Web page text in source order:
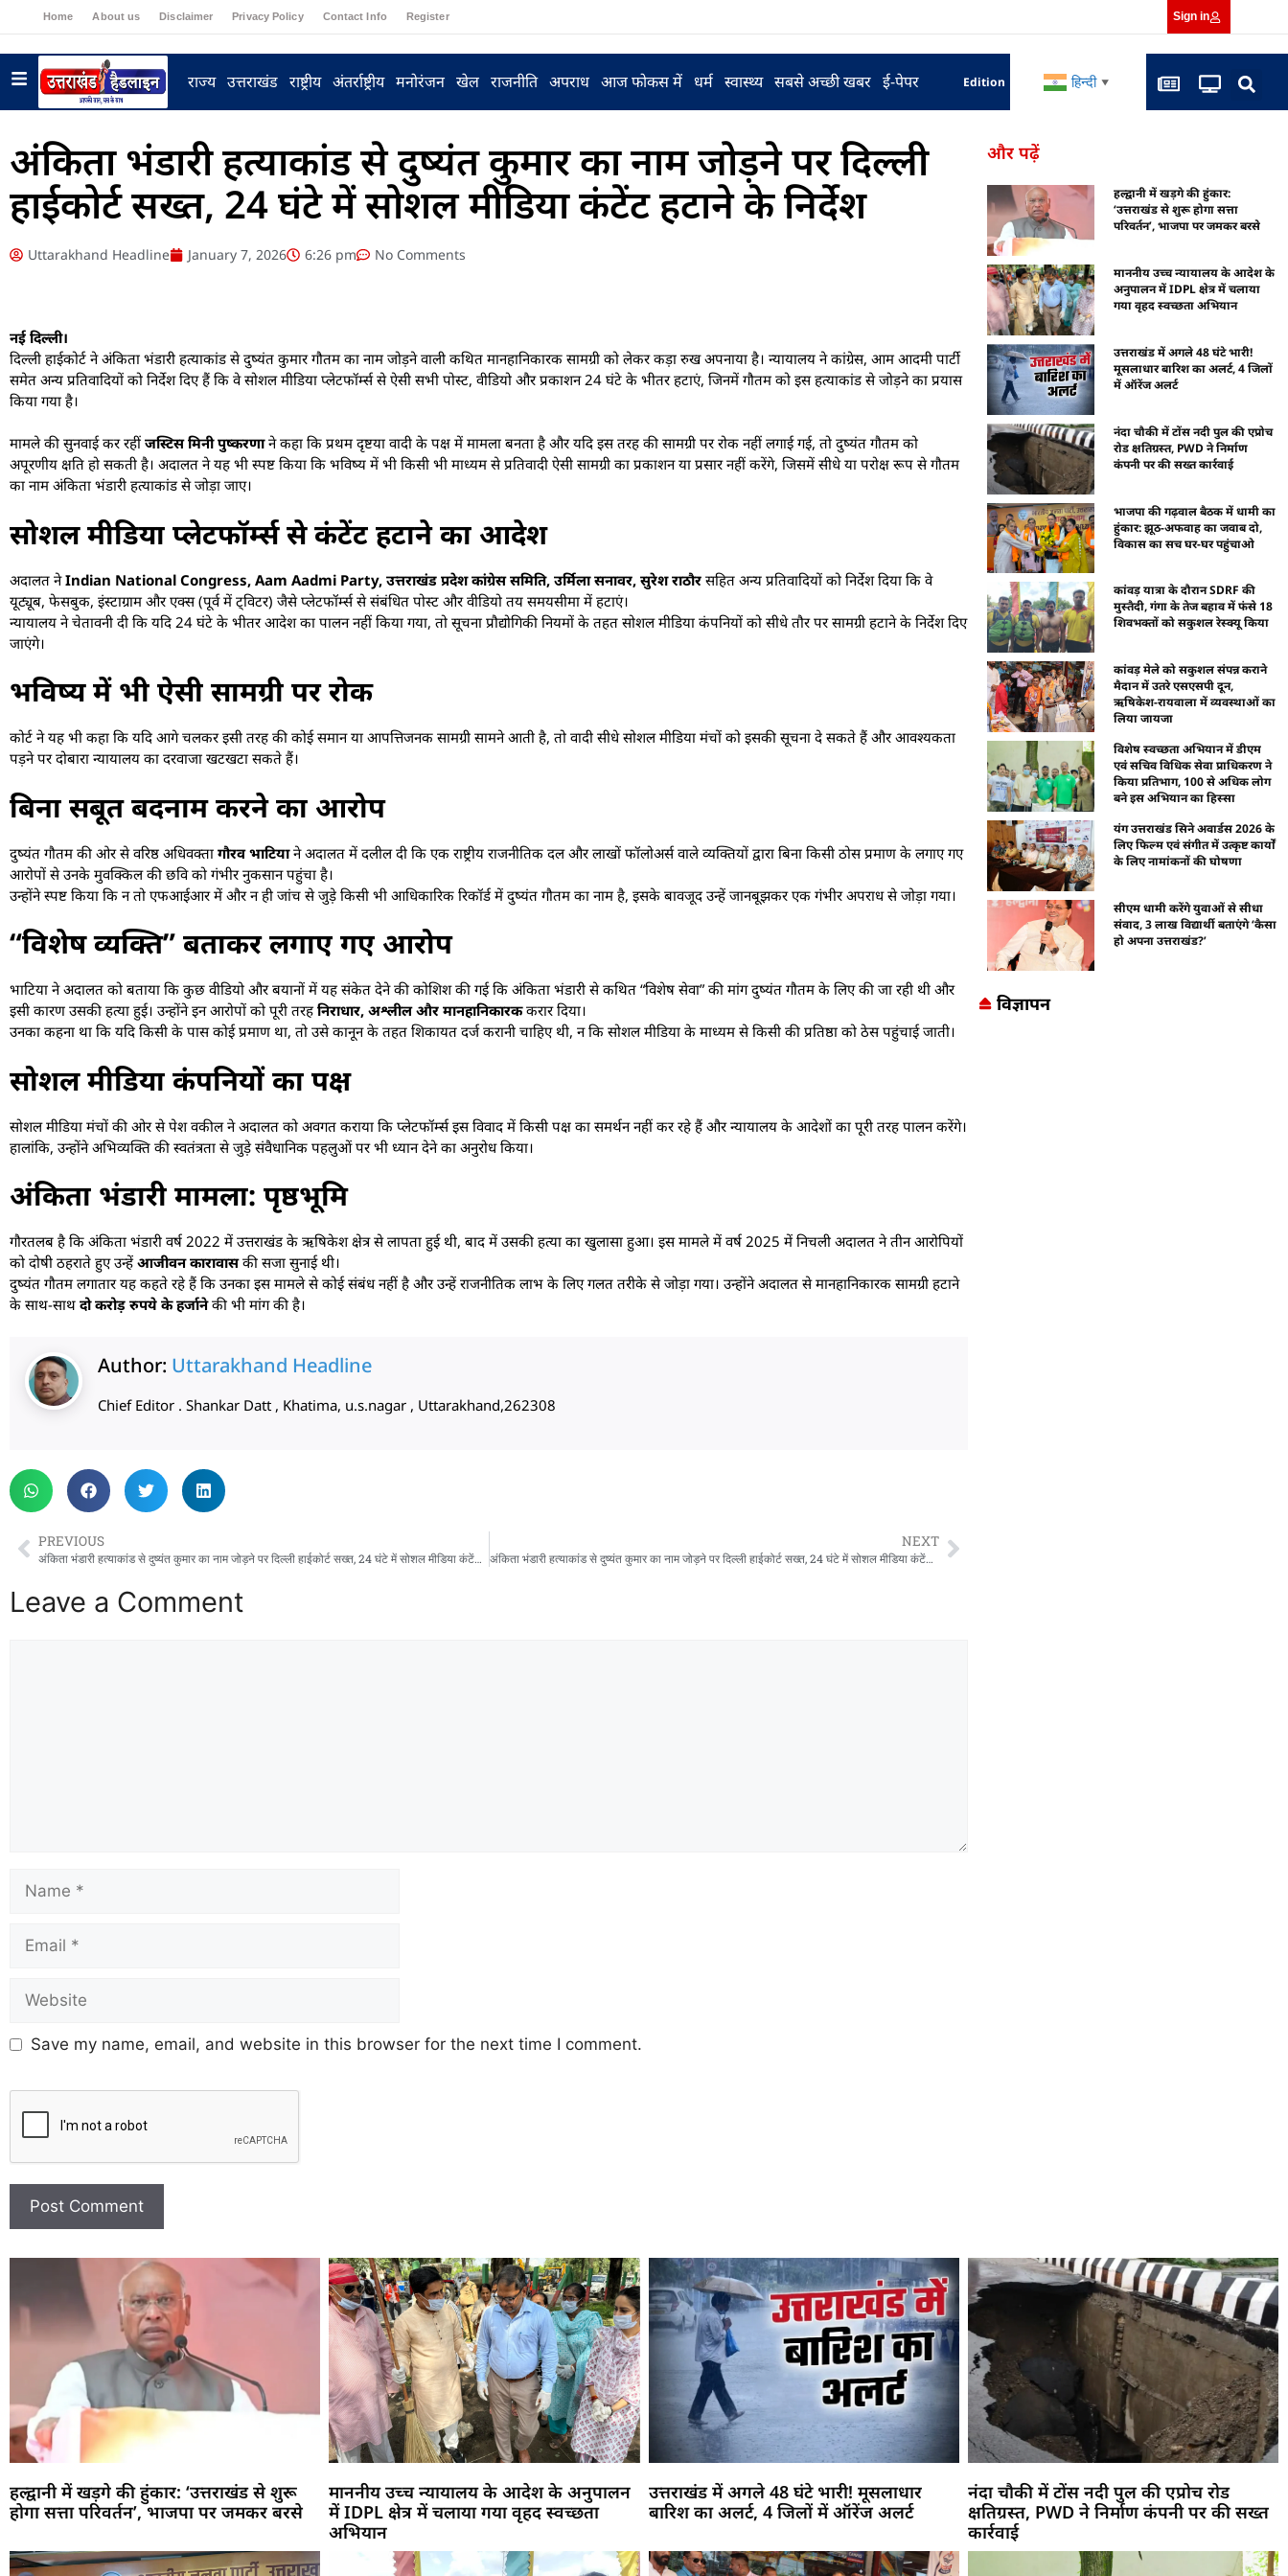
Home About us Disclaimer Privacy Policy Contact Info Register Sign in
राज्य उत्तराखंड राष्ट्रीय अंतर्राष्ट्रीय मनोरंजन खेल राजनीति अपराध आज फोकस में धर्म स्वास्थ्य सबसे अच्छी खबर ई-पेपर Edition हिन्दी ▼
अंकिता भंडारी हत्याकांड से दुष्यंत कुमार का नाम जोड़ने पर दिल्ली
हाईकोर्ट सख्त, 24 घंटे में सोशल मीडिया कंटेंट हटाने के निर्देश
Uttarakhand Headline January 7, 2026 6:26 pm No Comments
नई दिल्ली।
दिल्ली हाईकोर्ट ने अंकिता भंडारी हत्याकांड से दुष्यंत कुमार गौतम का नाम जोड़ने वाली कथित मानहानिकारक सामग्री को लेकर कड़ा रुख अपनाया है। न्यायालय ने कांग्रेस, आम आदमी पार्टी
समेत अन्य प्रतिवादियों को निर्देश दिए हैं कि वे सोशल मीडिया प्लेटफॉर्म्स से ऐसी सभी पोस्ट, वीडियो और प्रकाशन 24 घंटे के भीतर हटाएं, जिनमें गौतम को इस हत्याकांड से जोड़ने का प्रयास
किया गया है।
मामले की सुनवाई कर रहीं जस्टिस मिनी पुष्करणाने कहा कि प्रथम दृष्टया वादी के पक्ष में मामला बनता है और यदि इस तरह की सामग्री पर रोक नहीं लगाई गई, तो दुष्यंत गौतम को
अपूरणीय क्षति हो सकती है। अदालत ने यह भी स्पष्ट किया कि भविष्य में भी किसी भी माध्यम से प्रतिवादी ऐसी सामग्री का प्रकाशन या प्रसार नहीं करेंगे, जिसमें सीधे या परोक्ष रूप से गौतम
का नाम अंकिता भंडारी हत्याकांड से जोड़ा जाए।
सोशल मीडिया प्लेटफॉर्म्स से कंटेंट हटाने का आदेश
अदालत नेIndian National Congress, Aam Aadmi Party, उत्तराखंड प्रदेश कांग्रेस समिति, उर्मिला सनावर, सुरेश राठौर सहित अन्य प्रतिवादियों को निर्देश दिया कि वे
यूट्यूब, फेसबुक, इंस्टाग्राम और एक्स (पूर्व में ट्विटर) जैसे प्लेटफॉर्म्स से संबंधित पोस्ट और वीडियो तय समयसीमा में हटाएं।
न्यायालय ने चेतावनी दी कि यदि 24 घंटे के भीतर आदेश का पालन नहीं किया गया, तो सूचना प्रौद्योगिकी नियमों के तहत सोशल मीडिया कंपनियों को सीधे तौर पर सामग्री हटाने के निर्देश दिए
जाएंगे।
भविष्य में भी ऐसी सामग्री पर रोक
कोर्ट ने यह भी कहा कि यदि आगे चलकर इसी तरह की कोई समान या आपत्तिजनक सामग्री सामने आती है, तो वादी सीधे सोशल मीडिया मंचों को इसकी सूचना दे सकते हैं और आवश्यकता
पड़ने पर दोबारा न्यायालय का दरवाजा खटखटा सकते हैं।
बिना सबूत बदनाम करने का आरोप
दुष्यंत गौतम की ओर से वरिष्ठ अधिवक्ता गौरव भाटियाने अदालत में दलील दी कि एक राष्ट्रीय राजनीतिक दल और लाखों फॉलोअर्स वाले व्यक्तियों द्वारा बिना किसी ठोस प्रमाण के लगाए गए
आरोपों से उनके मुवक्किल की छवि को गंभीर नुकसान पहुंचा है।
उन्होंने स्पष्ट किया कि न तो एफआईआर में और न ही जांच से जुड़े किसी भी आधिकारिक रिकॉर्ड में दुष्यंत गौतम का नाम है, इसके बावजूद उन्हें जानबूझकर एक गंभीर अपराध से जोड़ा गया।
“विशेष व्यक्ति” बताकर लगाए गए आरोप
भाटिया ने अदालत को बताया कि कुछ वीडियो और बयानों में यह संकेत देने की कोशिश की गई कि अंकिता भंडारी से कथित “विशेष सेवा” की मांग दुष्यंत गौतम के लिए की जा रही थी और
इसी कारण उसकी हत्या हुई। उन्होंने इन आरोपों को पूरी तरहनिराधार, अश्लील और मानहानिकारककरार दिया।
उनका कहना था कि यदि किसी के पास कोई प्रमाण था, तो उसे कानून के तहत शिकायत दर्ज करानी चाहिए थी, न कि सोशल मीडिया के माध्यम से किसी की प्रतिष्ठा को ठेस पहुंचाई जाती।
सोशल मीडिया कंपनियों का पक्ष
सोशल मीडिया मंचों की ओर से पेश वकील ने अदालत को अवगत कराया कि प्लेटफॉर्म्स इस विवाद में किसी पक्ष का समर्थन नहीं कर रहे हैं और न्यायालय के आदेशों का पूरी तरह पालन करेंगे।
हालांकि, उन्होंने अभिव्यक्ति की स्वतंत्रता से जुड़े संवैधानिक पहलुओं पर भी ध्यान देने का अनुरोध किया।
अंकिता भंडारी मामला: पृष्ठभूमि
गौरतलब है कि अंकिता भंडारी वर्ष 2022 में उत्तराखंड के ऋषिकेश क्षेत्र से लापता हुई थी, बाद में उसकी हत्या का खुलासा हुआ। इस मामले में वर्ष 2025 में निचली अदालत ने तीन आरोपियों
को दोषी ठहराते हुए उन्हेंआजीवन कारावासकी सजा सुनाई थी।
दुष्यंत गौतम लगातार यह कहते रहे हैं कि उनका इस मामले से कोई संबंध नहीं है और उन्हें राजनीतिक लाभ के लिए गलत तरीके से जोड़ा गया। उन्होंने अदालत से मानहानिकारक सामग्री हटाने
के साथ-साथ दो करोड़ रुपये के हर्जानेकी भी मांग की है।
Author: Uttarakhand Headline
Chief Editor . Shankar Datt , Khatima, u.s.nagar , Uttarakhand,262308
PREVIOUS
अंकिता भंडारी हत्याकांड से दुष्यंत कुमार का नाम जोड़ने पर दिल्ली हाईकोर्ट सख्त, 24 घंटे में सोशल मीडिया कंटेंट हटाने के निर्देश
NEXT
अंकिता भंडारी हत्याकांड से दुष्यंत कुमार का नाम जोड़ने पर दिल्ली हाईकोर्ट सख्त, 24 घंटे में सोशल मीडिया कंटेंट हटाने के निर्देश
Leave a Comment
Save my name, email, and website in this browser for the next time I comment.
और पढ़ें
हल्द्वानी में खड़गे की हुंकार:
‘उत्तराखंड से शुरू होगा सत्ता
परिवर्तन’, भाजपा पर जमकर बरसे
माननीय उच्च न्यायालय के आदेश के
अनुपालन में IDPL क्षेत्र में चलाया
गया वृहद स्वच्छता अभियान
उत्तराखंड में अगले 48 घंटे भारी!
मूसलाधार बारिश का अलर्ट, 4 जिलों
में ऑरेंज अलर्ट
नंदा चौकी में टोंस नदी पुल की एप्रोच
रोड क्षतिग्रस्त, PWD ने निर्माण
कंपनी पर की सख्त कार्रवाई
भाजपा की गढ़वाल बैठक में धामी का
हुंकार: झूठ-अफवाह का जवाब दो,
विकास का सच घर-घर पहुंचाओ
कांवड़ यात्रा के दौरान SDRF की
मुस्तैदी, गंगा के तेज बहाव में फंसे 18
शिवभक्तों को सकुशल रेस्क्यू किया
कांवड़ मेले को सकुशल संपन्न कराने
मैदान में उतरे एसएसपी दून,
ऋषिकेश-रायवाला में व्यवस्थाओं का
लिया जायजा
विशेष स्वच्छता अभियान में डीएम
एवं सचिव विधिक सेवा प्राधिकरण ने
किया प्रतिभाग, 100 से अधिक लोग
बने इस अभियान का हिस्सा
यंग उत्तराखंड सिने अवार्डस 2026 के
लिए फिल्म एवं संगीत में उत्कृष्ट कार्यों
के लिए नामांकनों की घोषणा
सीएम धामी करेंगे युवाओं से सीधा
संवाद, 3 लाख विद्यार्थी बताएंगे ‘कैसा
हो अपना उत्तराखंड?’
विज्ञापन
हल्द्वानी में खड़गे की हुंकार: ‘उत्तराखंड से शुरू
होगा सत्ता परिवर्तन’, भाजपा पर जमकर बरसे
माननीय उच्च न्यायालय के आदेश के अनुपालन
में IDPL क्षेत्र में चलाया गया वृहद स्वच्छता
अभियान
उत्तराखंड में अगले 48 घंटे भारी! मूसलाधार
बारिश का अलर्ट, 4 जिलों में ऑरेंज अलर्ट
नंदा चौकी में टोंस नदी पुल की एप्रोच रोड
क्षतिग्रस्त, PWD ने निर्माण कंपनी पर की सख्त
कार्रवाई